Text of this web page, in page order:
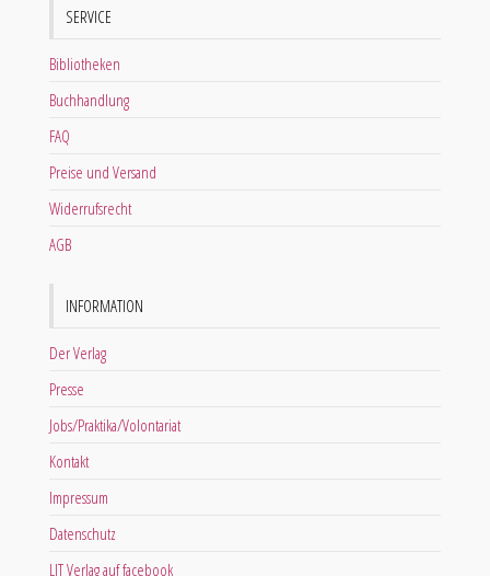
SERVICE
Bibliotheken
Buchhandlung
FAQ
Preise und Versand
Widerrufsrecht
AGB
INFORMATION
Der Verlag
Presse
Jobs/Praktika/Volontariat
Kontakt
Impressum
Datenschutz
LIT Verlag auf facebook